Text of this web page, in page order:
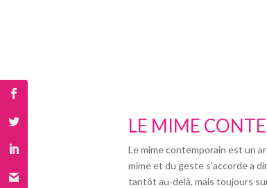
LE MIME
Le mime contemporain est un
mime et du geste s’accorde a
tantôt au-delà, mais toujours